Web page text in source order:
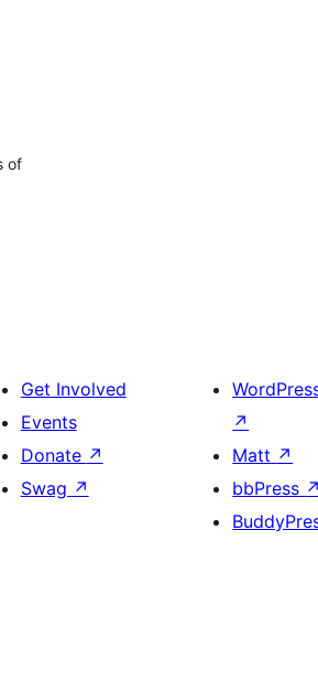
of
Get Involved
Events
Donate ↗
Swag ↗
↗
Matt ↗
bbPress ↗